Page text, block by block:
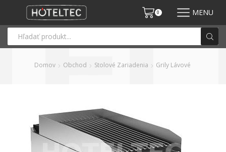
0 MENU
Domov Obchod Stolové Zariadenia Grily Lávové